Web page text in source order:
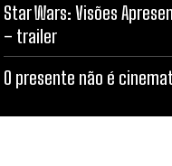
Star Wars: Visões
– trailer
O presente não é